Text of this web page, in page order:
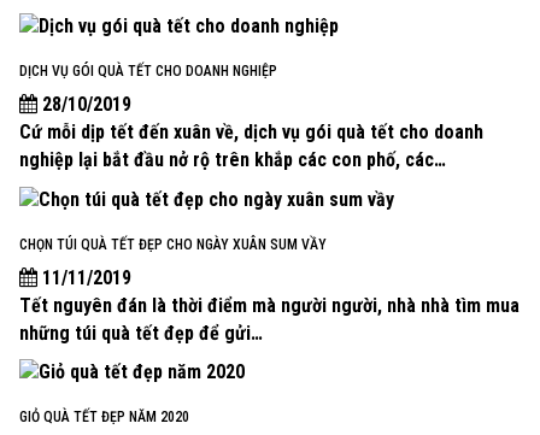
DỊCH VỤ GÓI QUÀ TẾT CHO DOANH NGHIỆP
28/10/2019
Cứ mỗi dịp tết đến xuân về, dịch vụ gói quà tết cho doanh
nghiệp lại bắt đầu nở rộ trên khắp các con phố, các…
CHỌN TÚI QUÀ TẾT ĐẸP CHO NGÀY XUÂN SUM VẦY
11/11/2019
Tết nguyên đán là thời điểm mà người người, nhà nhà tìm mua
những túi quà tết đẹp để gửi…
GIỎ QUÀ TẾT ĐẸP NĂM 2020